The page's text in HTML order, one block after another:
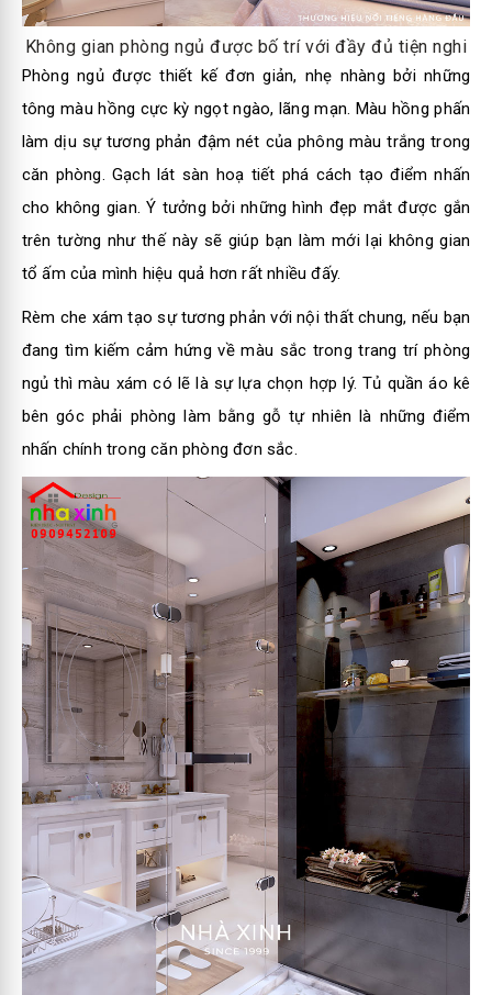
Không gian phòng ngủ được bố trí với đầy đủ tiện nghi
Phòng ngủ được thiết kế đơn giản, nhẹ nhàng bởi những
tông màu hồng cực kỳ ngọt ngào, lãng mạn. Màu hồng phấn
làm dịu sự tương phản đậm nét của phông màu trắng trong
căn phòng. Gạch lát sàn hoạ tiết phá cách tạo điểm nhấn
cho không gian. Ý tưởng bởi những hình đẹp mắt được gắn
trên tường như thế này sẽ giúp bạn làm mới lại không gian
tổ ấm của mình hiệu quả hơn rất nhiều đấy.
Rèm che xám tạo sự tương phản với nội thất chung, nếu bạn
đang tìm kiếm cảm hứng về màu sắc trong trang trí phòng
ngủ thì màu xám có lẽ là sự lựa chọn hợp lý. Tủ quần áo kê
bên góc phải phòng làm bằng gỗ tự nhiên là những điểm
nhấn chính trong căn phòng đơn sắc.